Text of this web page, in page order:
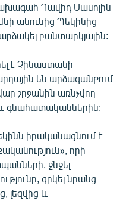
Դավիդ Սասոլին
անունից Պեկինից
բանտարկյալին:
է Չինաստանի
են արձագանքում
շրջանին առնչվող
և գնահատականներին:
իրականացնում է
որի
ջնջել
զրկել նրանց
լեզվից և